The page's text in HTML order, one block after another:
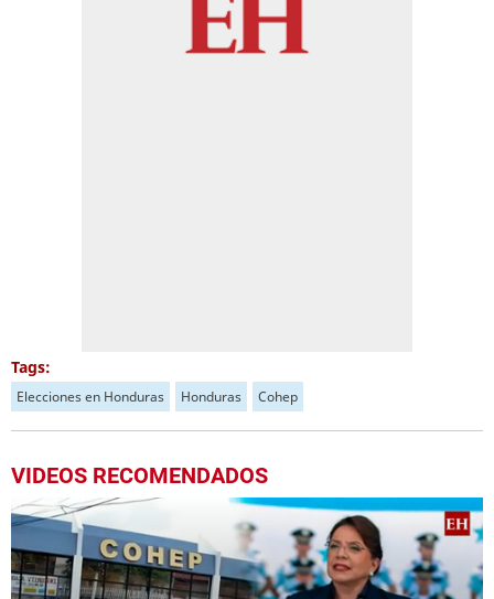
Tags:
Elecciones en Honduras Honduras Cohep
VIDEOS RECOMENDADOS